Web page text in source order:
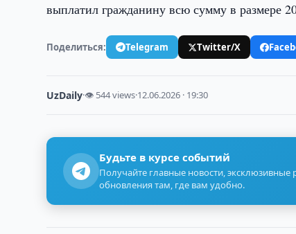
выплатил гражданину всю сумму в размере
Поделиться: Telegram Twitter/X
UzDaily·👁 544 views·12.06.2026 · 19:30
Будьте в курсе событий
Получайте главные новости,
обновления там, где вам удобно.